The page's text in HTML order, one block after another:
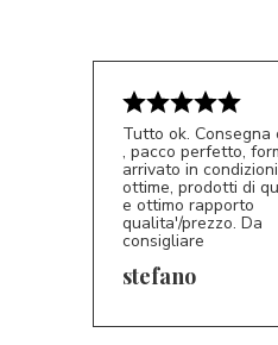
S*
Tutto ok. Consegna
, pacco perfetto,
arrivato in condizioni
ottime, prodotti di
e ottimo rapporto
qualita'/prezzo. Da
consigliare
stefano